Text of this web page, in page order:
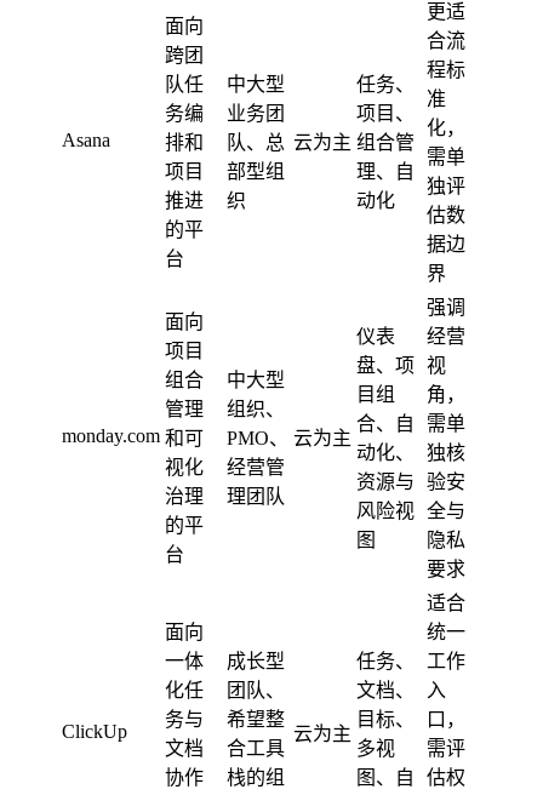
Asana
面向
跨团
队任
务编
排和
项目
推进
的平
台
中大型
业务团
队、总
部型组
织
云为主
任务、
项目、
组合管
理、自
动化
更适
合流
程标
准
化，
需单
独评
估数
据边
界
monday.com
面向
项目
组合
管理
和可
视化
治理
的平
台
中大型
组织、
PMO、
经营管
理团队
云为主
仪表
盘、项
目组
合、自
动化、
资源与
风险视
图
强调
经营
视
角，
需单
独核
验安
全与
隐私
要求
ClickUp
面向
一体
化任
务与
文档
协作
成长型
团队、
希望整
合工具
栈的组
云为主
任务、
文档、
目标、
多视
图、自
适合
统一
工作
入
口，
需评
估权